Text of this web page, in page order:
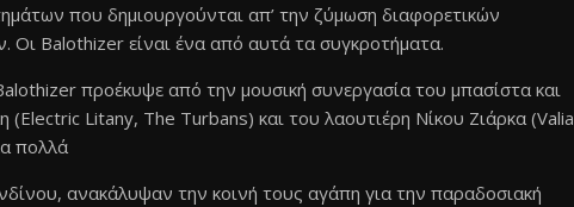
που δημιουργούνται απ’ την ζύμωση διαφορετικών
Οι Balothizer είναι ένα από αυτά τα συγκροτήματα.
προέκυψε από την μουσική συνεργασία του μπασίστα και
Litany, The Turbans) και του λαουτιέρη Νίκου Ζιάρκα (Valia
πολλά
ανακάλυψαν την κοινή τους αγάπη για την παραδοσιακή